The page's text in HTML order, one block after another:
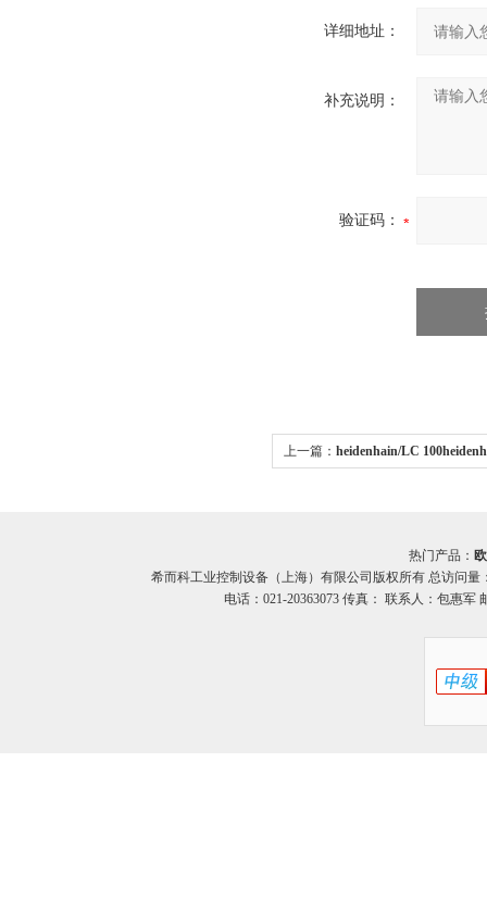
详细地址：
补充说明：
验证码：
上一篇： heidenhain/LC
热门产品：
希而科工业控制设备（上海）有限公司版权所有 总访问量
电话：021-20363073 传真： 联系人：包惠军